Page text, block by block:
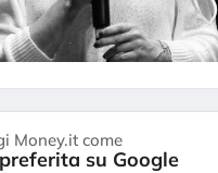
Money.it come
su Google
il
in preda al
della bolla AI
Kospi,
30 luglio 2026